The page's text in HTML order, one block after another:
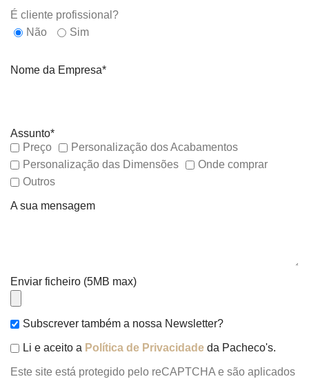
É cliente profissional?
Não
Sim
Nome da Empresa*
Assunto*
Preço
Personalização dos Acabamentos
Personalização das Dimensões
Onde comprar
Outros
A sua mensagem
Enviar ficheiro (5MB max)
Subscrever também a nossa Newsletter?
Li e aceito a Política de Privacidade da Pacheco's.
Este site está protegido pelo reCAPTCHA e são aplicados